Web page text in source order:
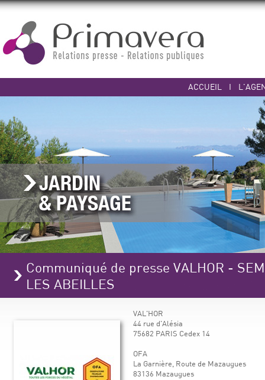
ACCUEIL I
Communiqué de presse VALHOR -
LES ABEILLES
VAL'HOR
44 rue d'Alésia
75682 PARIS Cedex 14
OFA
La Garnière, Route de Mazaugues
83136 Mazaugues